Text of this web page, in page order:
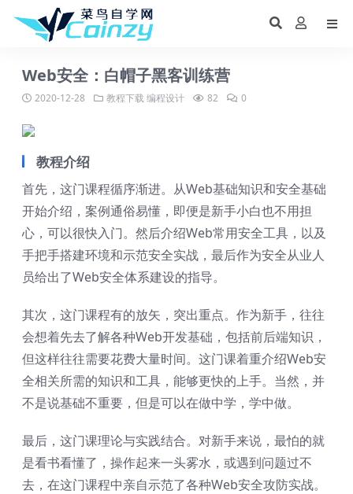
Web安全：白帽子黑客训练营
2020-12-28 教程下载编程设计 82 0
教程介绍
首先，这门课程循序渐进。从Web基础知识和安全基础
开始介绍，案例通俗易懂，即便是新手小白也不用担
心，可以很快入门。然后介绍Web常用安全工具，以及
手把手搭建环境和示范安全实战，最后作为安全从业人
员给出了Web安全体系建设的指导。
其次，这门课程有的放矢，突出重点。作为新手，往往
会想着先去了解各种Web开发基础，包括前后端知识，
但这样往往需要花费大量时间。这门课着重介绍Web安
全相关所需的知识和工具，能够更快的上手。当然，并
不是说基础不重要，但是可以在做中学，学中做。
最后，这门课理论与实践结合。对新手来说，最怕的就
是看书看懂了，操作起来一头雾水，或遇到问题过不
去，在这门课程中亲自示范了各种Web安全攻防实战。